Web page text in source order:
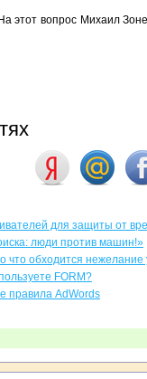
этот вопрос Михаил
для защиты от
люди против машин!»
что обходится
FORM?
правила AdWords